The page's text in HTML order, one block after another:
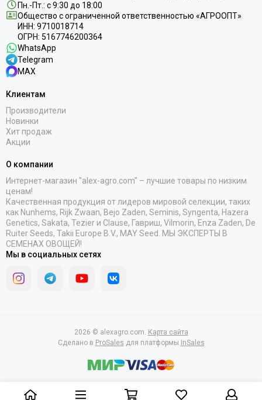
Пн.-Пт.: с 9:30 до 18:00
Общество с ограниченной ответственностью «АГРООПТ»
ИНН: 9710018714
ОГРН: 5167746200364
WhatsApp
Telegram
MAX
Клиентам
Производители
Новинки
Хит продаж
Акции
О компании
Интернет-магазин "alex-agro.com" – лучшие товары по низким
ценам!
Качественная продукция от лидеров мировой селекции, таких
как Nunhems, Rijk Zwaan, Bejo Zaden, Seminis, Syngenta, Hazera
Genetics, Sakata, Tezier и Clause, Гавриш, Vilmorin, Enza Zaden, De
Ruiter Seeds, Takii Europe B.V., MAY Seed. МЫ ЭКСПЕРТЫ В
СЕМЕНАХ ОВОЩЕЙ!
Мы в социальных сетях
2026 © alexagro.com. Карта сайта
Сделано в ProSales для платформы InSales